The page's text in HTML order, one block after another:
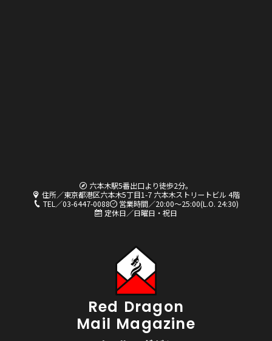
六本木駅5番出口より徒歩2分。
住所／東京都港区六本木5丁目1-7 六本木ストリートビル 4階
TEL／03-6447-0088
営業時間／20:00〜25:00(L.O. 24:30)
定休日／日曜日・祝日
Red Dragon
Mail Magazine